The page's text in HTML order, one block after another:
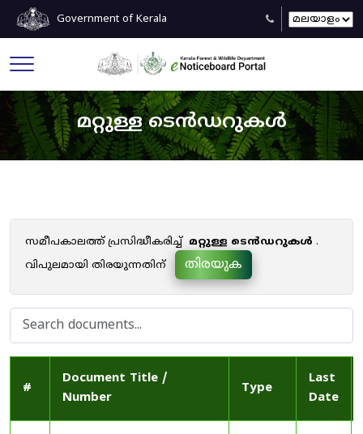
Government of Kerala
മറ്റുള്ള ടെൻഡറുകൾ
സമീപകാലത്ത് പ്രസിദ്ധീകരിച്ച് മറ്റുള്ള ടെൻഡറുകൾ .
വിപുലമായി തിരയുന്നതിന്
തിരയുക
#
Document Title /
Number
Type
Last
Date